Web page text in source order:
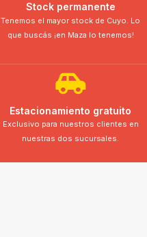
Stock permanente
Tenemos el mayor stock de Cuyo. Lo
que buscás ¡en Maza lo tenemos!
Estacionamiento gratuito
Exclusivo para nuestros clientes en
nuestras dos sucursales.